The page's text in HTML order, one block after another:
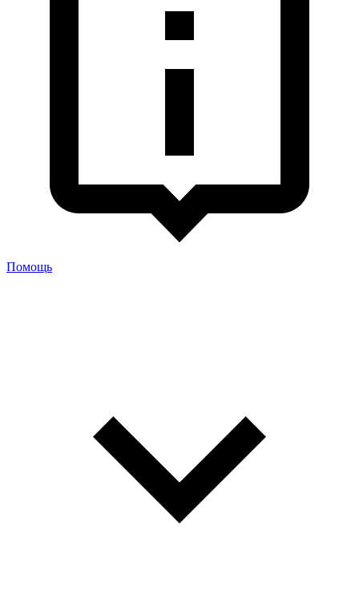
Помощь